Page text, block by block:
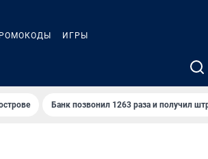
ИГРЫ
Банк позвонил 1263 раза и получил